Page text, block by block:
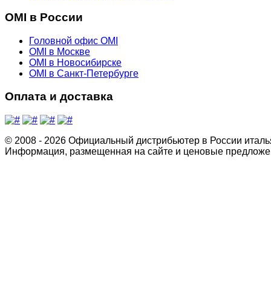
OMI в России
Головной офис OMI
OMI в Москве
OMI в Новосибирске
OMI в Санкт-Петербурге
Оплата и доставка
© 2008 - 2026 Официальный дистрибьютер в России
Информация, размещенная на сайте и ценовые